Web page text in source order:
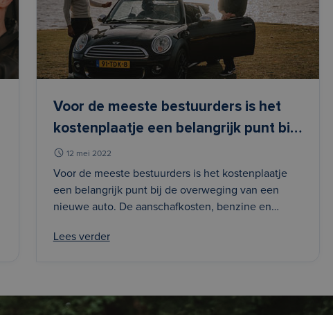
Voor de meeste bestuurders is het
kostenplaatje een belangrijk punt bij
de overweging van een nieuwe auto.
De aanschafkosten, benzine en
verzekering vormen al snel een flinke
kostenpost. Begrijpelijk dus dat je de
maandelijkse kosten van jouw auto
12 mei 2022
Voor de meeste bestuurders is het kostenplaatje
een belangrijk punt bij de overweging van een
nieuwe auto. De aanschafkosten, benzine en
Begrijpelijk dus dat je de maandelijkse kosten van
Lees verder